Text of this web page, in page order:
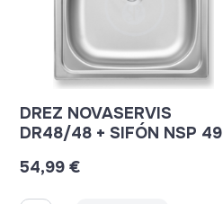
DREZ NOVASERVIS
DR48/48 + SIFÓN NSP 49
54,99 €